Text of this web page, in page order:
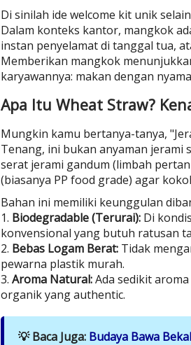
Di sinilah ide welcome kit unik
Dalam konteks kantor, mangkok
instan penyelamat di tanggal tua,
Memberikan mangkok
karyawannya: makan dengan
Apa Itu Wheat Straw?
Mungkin kamu bertanya-tanya,
Tenang, ini bukan anyaman
serat jerami gandum (limbah
(biasanya PP food grade) agar
Bahan ini memiliki keunggulan
1. Biodegradable (Terurai): Di
konvensional yang butuh ratusan
2. Bebas Logam Berat: Tidak
pewarna plastik murah.
3. Aroma Natural:Ada sedikit
organik yang authentic.
💡 Baca Juga: Budaya Bawa